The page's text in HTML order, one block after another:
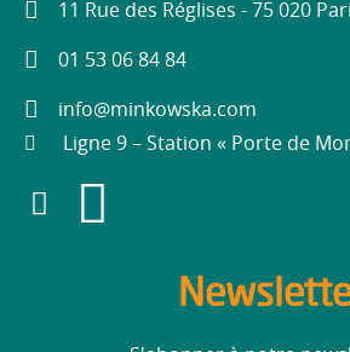
11 Rue des Réglises - 75 020
01 53 06 84 84
info@minkowska.com
Ligne 9 – Station « Porte de